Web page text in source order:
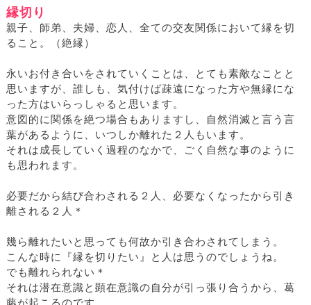
縁切り
親子、師弟、夫婦、恋人、全ての交友関係において縁を切
ること。（絶縁）
永いお付き合いをされていくことは、とても素敵なことと
思いますが、誰しも、気付けば疎遠になった方や無縁にな
った方はいらっしゃると思います。
意図的に関係を絶つ場合もありますし、自然消滅と言う言
葉があるように、いつしか離れた２人もいます。
それは成長していく過程のなかで、ごく自然な事のように
も思われます。
必要だから結び合わされる２人、必要なくなったから引き
離される２人＊
幾ら離れたいと思っても何故か引き合わされてしまう。
こんな時に『縁を切りたい』と人は思うのでしょうね。
でも離れられない＊
それは潜在意識と顕在意識の自分が引っ張り合うから、葛